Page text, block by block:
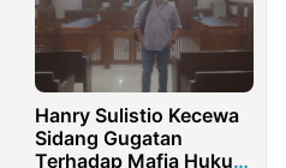
Hanry Sulistio Kecewa
Sidang Gugatan
Terhadap Mafia Hukum